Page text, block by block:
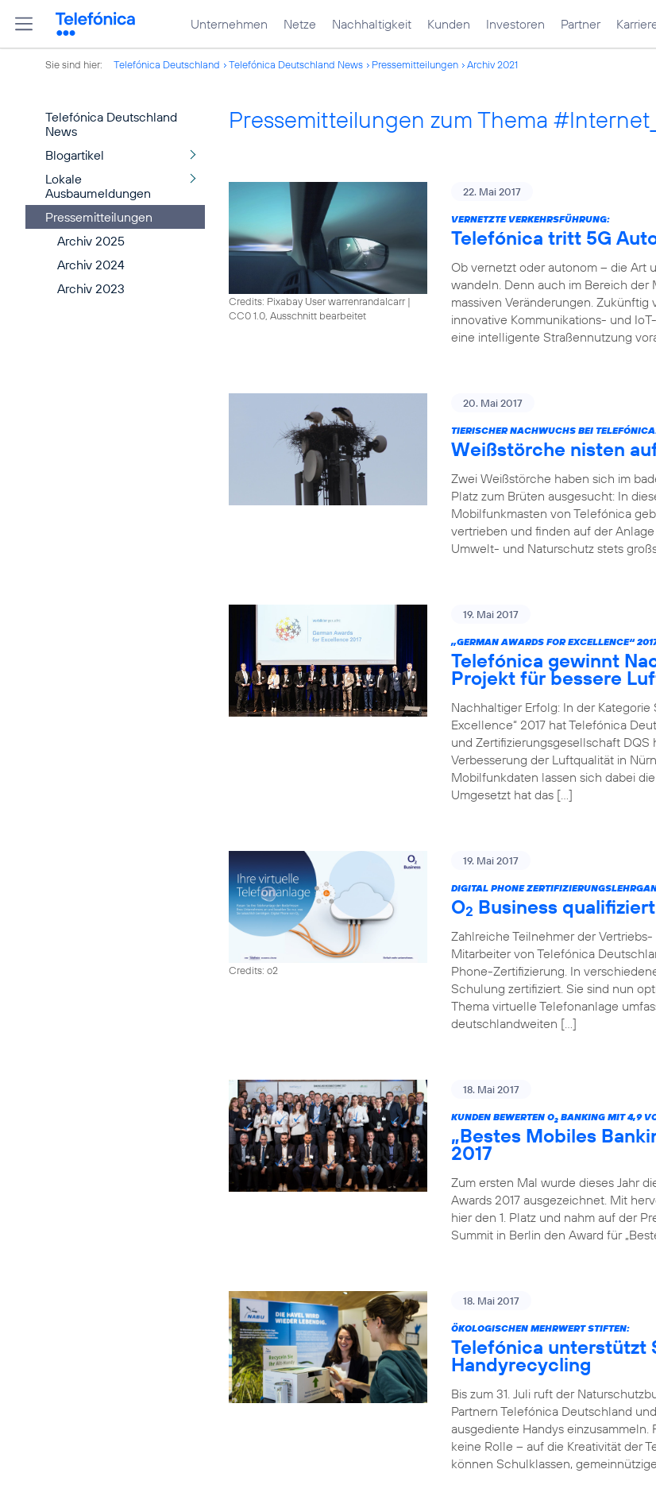
Unternehmen Netze Nachhaltigkeit Kunden Investoren Partner
Sie sind hier: Telefónica Deutschland Telefónica Deutschland News Pressemitteilungen Archiv 2021
Telefónica Deutschland
News
Blogartikel
Lokale
Ausbaumeldungen
Pressemitteilungen
Archiv 2025
Archiv 2024
Archiv 2023
Pressemitteilungen zum Thema
Credits: Pixabay User warrenrandalcarr|
CC0 1.0, Ausschnitt bearbeitet
22. Mai 2017
VERNETZTE VERKEHRSFÜHRUNG:
Telefónica tritt 5G
Ob vernetzt oder autonom – die Art
wandeln. Denn auch im Bereich
massiven Veränderungen.
innovative Kommunikations- und
eine intelligente Straßennutzung
20. Mai 2017
TIERISCHER NACHWUCHS BEI
Weißstörche nisten
Zwei Weißstörche haben sich im
Platz zum Brüten ausgesucht: In
Mobilfunkmasten von Telefónica
vertrieben und finden auf der
Umwelt- und Naturschutz stets
19. Mai 2017
„GERMAN AWARDS FOR EXCELLENCE“
Telefónica gewinnt
Projekt für bessere
Nachhaltiger Erfolg: In der
Excellence“ 2017 hat Telefónica
und Zertifizierungsgesellschaft
Verbesserung der Luftqualität in
Mobilfunkdaten lassen sich dabei
Umgesetzt hat das […]
Credits: o2
19. Mai 2017
DIGITAL PHONE
O2 Business
Zahlreiche Teilnehmer der
Mitarbeiter von Telefónica
Phone-Zertifizierung. In
Schulung zertifiziert. Sie sind nun
Thema virtuelle Telefonanlage
deutschlandweiten […]
18. Mai 2017
KUNDEN BEWERTEN O2 BANKING MIT 4,9
„Bestes Mobiles
2017
Zum ersten Mal wurde dieses Jahr
Awards 2017 ausgezeichnet. Mit
hier den 1. Platz und nahm auf der
Summit in Berlin den Award für
18. Mai 2017
ÖKOLOGISCHEN MEHRWERT STIFTEN:
Telefónica unterstützt
Handyrecycling
Bis zum 31. Juli ruft der
Partnern Telefónica Deutschland
ausgediente Handys
keine Rolle – auf die Kreativität der
können Schulklassen,